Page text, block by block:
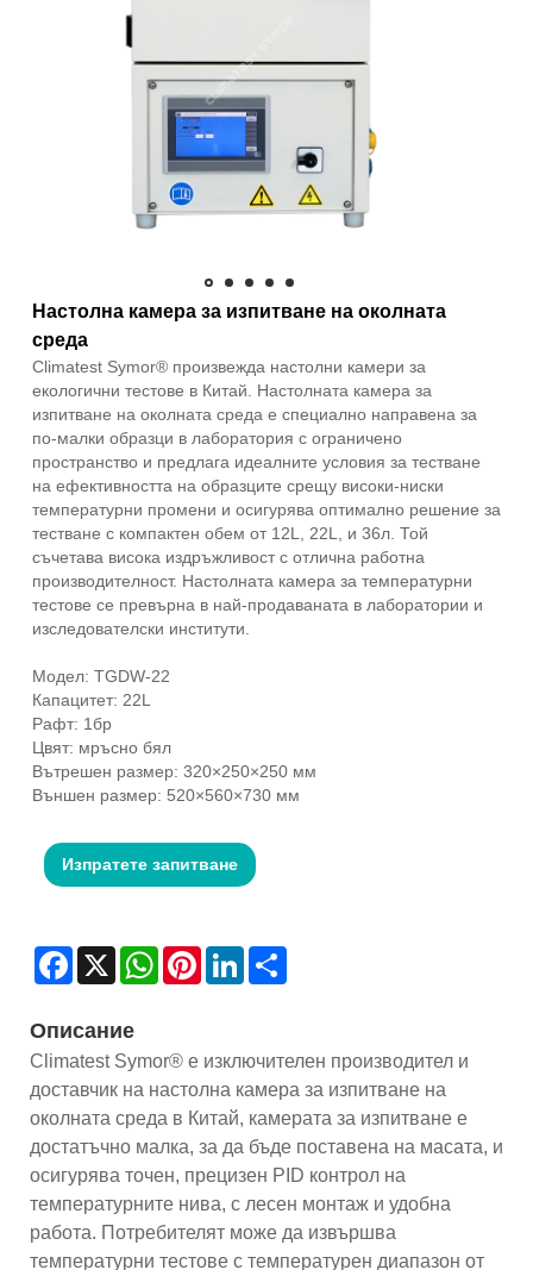
Настолна камера за изпитване на околната
среда
Climatest Symor® произвежда настолни камери за
екологични тестове в Китай. Настолната камера за
изпитване на околната среда е специално направена за
по-малки образци в лаборатория с ограничено
пространство и предлага идеалните условия за тестване
на ефективността на образците срещу високи-ниски
температурни промени и осигурява оптимално решение за
тестване с компактен обем от 12L, 22L, и 36л. Той
съчетава висока издръжливост с отлична работна
производителност. Настолната камера за температурни
тестове се превърна в най-продаваната в лаборатории и
изследователски институти.
Модел: TGDW-22
Капацитет: 22L
Рафт: 1бр
Цвят: мръсно бял
Вътрешен размер: 320×250×250 мм
Външен размер: 520×560×730 мм
Изпратете запитване
Facebook
X WhatsAppPinterestLinkedIn
Описание
Climatest Symor® е изключителен производител и
доставчик на настолна камера за изпитване на
околната среда в Китай, камерата за изпитване е
достатъчно малка, за да бъде поставена на масата, и
осигурява точен, прецизен PID контрол на
температурните нива, с лесен монтаж и удобна
работа. Потребителят може да извършва
температурни тестове с температурен диапазон от